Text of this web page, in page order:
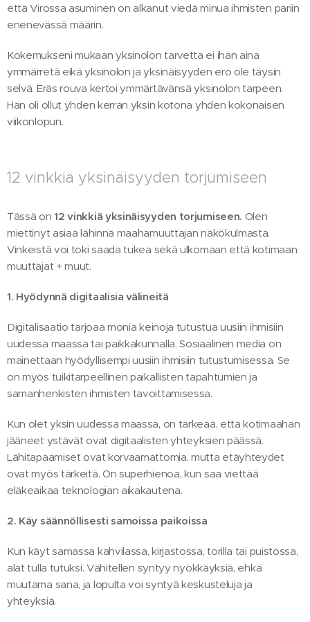
että Virossa asuminen on alkanut viedä minua ihmisten pariin
enenevässä määrin.
Kokemukseni mukaan yksinolon tarvetta ei ihan aina
ymmärretä eikä yksinolon ja yksinäisyyden ero ole täysin
selvä. Eräs rouva kertoi ymmärtävänsä yksinolon tarpeen.
Hän oli ollut yhden kerran yksin kotona yhden kokonaisen
viikonlopun.
12 vinkkiä yksinäisyyden torjumiseen
Tässä on12 vinkkiä yksinäisyyden torjumiseen. Olen
miettinyt asiaa lähinnä maahamuuttajan näkökulmasta.
Vinkeistä voi toki saada tukea sekä ulkomaan että kotimaan
muuttajat + muut.
1. Hyödynnä digitaalisia välineitä
Digitalisaatio tarjoaa monia keinoja tutustua uusiin ihmisiin
uudessa maassa tai paikkakunnalla. Sosiaalinen media on
mainettaan hyödyllisempi uusiin ihmisiin tutustumisessa. Se
on myös tuikitarpeellinen paikallisten tapahtumien ja
samanhenkisten ihmisten tavoittamisessa.
Kun olet yksin uudessa maassa, on tärkeää, että kotimaahan
jääneet ystävät ovat digitaalisten yhteyksien päässä.
Lähitapaamiset ovat korvaamattomia, mutta etäyhteydet
ovat myös tärkeitä. On superhienoa, kun saa viettää
eläkeaikaa teknologian aikakautena.
2. Käy säännöllisesti samoissa paikoissa
Kun käyt samassa kahvilassa, kirjastossa, torilla tai puistossa,
alat tulla tutuksi. Vähitellen syntyy nyökkäyksiä, ehkä
muutama sana, ja lopulta voi syntyä keskusteluja ja
yhteyksiä.